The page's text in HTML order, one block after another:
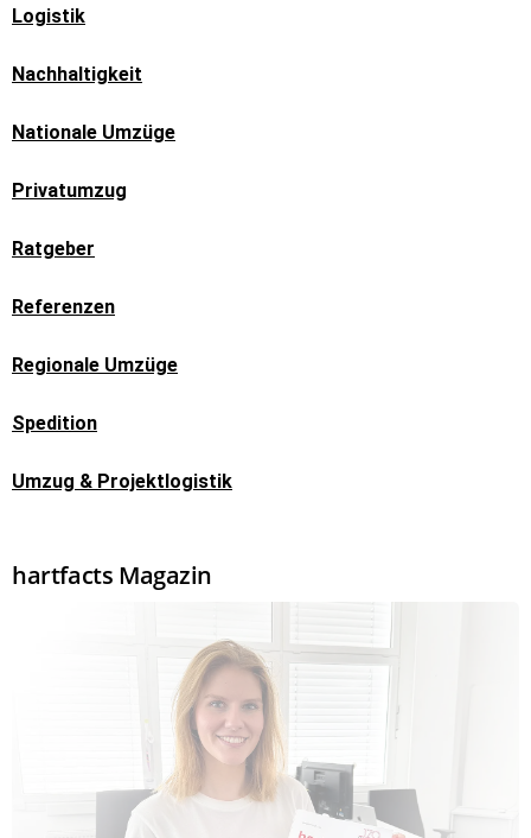
Logistik
Nachhaltigkeit
Nationale Umzüge
Privatumzug
Ratgeber
Referenzen
Regionale Umzüge
Spedition
Umzug & Projektlogistik
hartfacts Magazin